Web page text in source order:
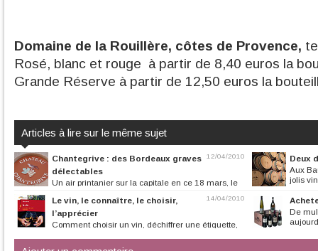
Domaine de la Rouillère, côtes de Provence,
Rosé, blanc et rouge à partir de 8,40 euros la
Grande Réserve à partir de 12,50 euros la
Articles à lire sur le même sujet
12/04/2010
Chantegrive : des Bordeaux graves
délectables
Un air printanier sur la capitale en ce 18 mars, le
Deux
Aux
jolis
14/04/2010
Le vin, le connaître, le choisir,
l’apprécier
Comment choisir un vin, déchiffrer une étiquette,
De